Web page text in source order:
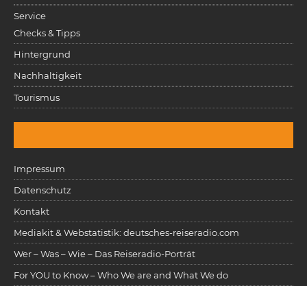
Service
Checks & Tipps
Hintergrund
Nachhaltigkeit
Tourismus
Impressum
Datenschutz
Kontakt
Mediakit & Webstatistik: deutsches-reiseradio.com
Wer – Was – Wie – Das Reiseradio-Porträt
For YOU to Know – Who We are and What We do